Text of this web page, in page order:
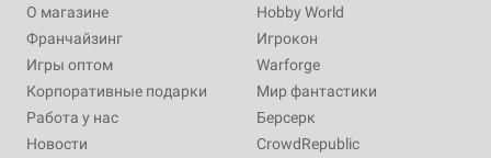
О магазине
Франчайзинг
Игры оптом
Корпоративные подарки
Работа у нас
Новости
Hobby World
Игрокон
Warforge
Мир фантастики
Берсерк
CrowdRepublic